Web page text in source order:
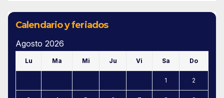
Calendario y feriados
Agosto 2026
Lu Ma Mi Ju Vi Sa Do
1 2